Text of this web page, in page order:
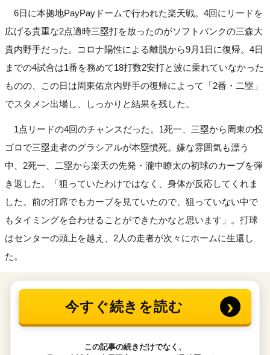
6日に本拠地PayPayドームで行われた楽天戦。4回にリードを
広げる貴重な2点適時三塁打を放ったのがソフトバンクの三森大
貴内野手だった。コロナ陽性による離脱から9月1日に復帰。4日
までの4試合は1番を務めて18打数2安打と波に乗れていなかった
ものの、この日は周東佑京内野手の復帰によって「2番・二塁」
でスタメン出場し、しっかりと結果を残した。
1点リードの4回のチャンスだった。1死一、三塁から周東の投
ゴロで三塁走者のグラシアルが本塁憤死。嫌な雰囲気も漂う
中、2死一、二塁から楽天の先発・瀧中瞭太の初球のカーブを弾
き返した。「狙っていたわけではなく、身体が反応してくれま
した。前の打席でもカーブを見ていたので、狙っていない中で
もタイミングを合わせることができたかなと思います」。打球
はセンターの頭上を越え、2人の走者が次々にホームに生還し
た。